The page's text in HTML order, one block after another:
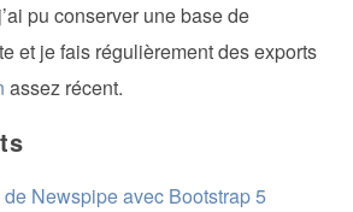
pu conserver une base de
et je fais régulièrement des exports
assez récent.
Newspipe avec Bootstrap 5